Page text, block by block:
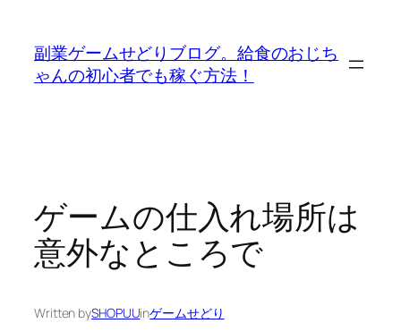
副業ゲームせどりブログ。給食のおじち
ゃんの初心者でも稼ぐ方法！
ゲームの仕入れ場所は
意外なところで
Written bySHOPUUinゲームせどり